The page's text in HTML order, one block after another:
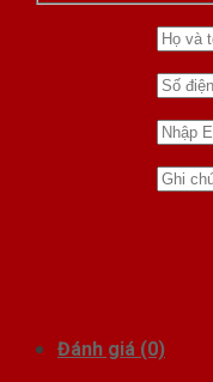
Đánh giá (0)